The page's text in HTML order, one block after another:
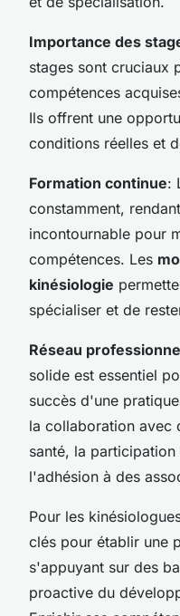
Importance des
stages sont cruciaux
compétences
Ils offrent une
conditions réelles et
Formation continue:
constamment,
incontournable pour
compétences. Les
kinésiologie
spécialiser et de
Réseau
solide est essentiel
succès d'une
la collaboration avec
santé, la
l'adhésion à des
Pour les
clés pour établir une
s'appuyant sur des
proactive du